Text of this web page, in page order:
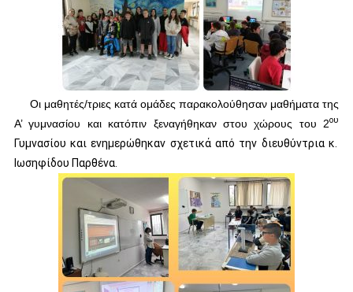
Οι μαθητές/τριες κατά ομάδεςπαρακολούθησαν μαθήματα της
Α’ γυμνασίου και κατόπιν ξεναγήθηκαν στου χώρους του 2ου
Γυμνασίου και ενημερώθηκαν σχετικά από την διευθύντρια κ.
Ιωσηφίδου Παρθένα.